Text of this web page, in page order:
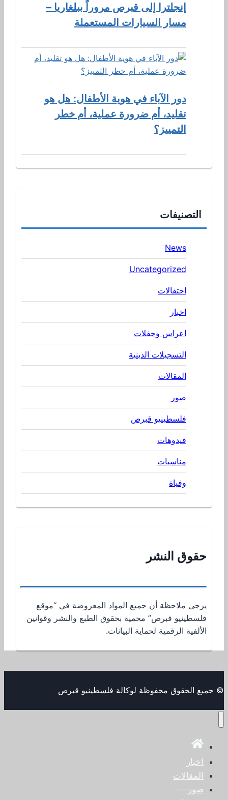
إنجلترا إلى قبرص مروراً ببلغاريا –
مسار السيارات المستعملة
دور الآباء في هوية الأطفال: هل هو
تقليد، أم ضرورة عملية، أم خطر
التمييز؟
التصنيفات
News
Uncategorized
احتفالات
اخبار
اعراس وحفلات
التسجيلات الدينية
المقالات
صور
فلسطينيو قبرص
فيدوهات
مناسبات
وفياة
حقوق النشر
يرجى ملاحظة أن جميع المواد المعروضة في “موقع
فلسطينيو قبرص” محمية بحقوق الطبع والنشر وقوانين
الألفية الرقمية لحماية البيانات.
© جميع الحقوق محفوظة لوكالة فلسطينيو قبرص
اخبار
المقالات
صور